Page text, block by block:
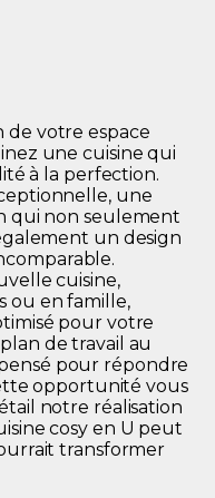
de votre espace
une cuisine qui
à la perfection.
une
qui non seulement
un design
cuisine,
ou en famille,
pour votre
de travail au
pour répondre
opportunité vous
notre réalisation
cosy en U peut
transformer